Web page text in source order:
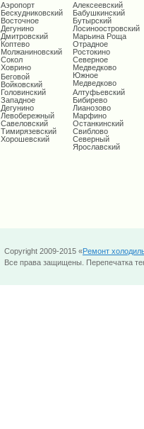
Аэропорт
Бескудниковский
Восточное
Дегунино
Дмитровский
Коптево
Молжаниновский
Сокол
Ховрино
Беговой
Войковский
Головинский
Западное
Дегунино
Левобережный
Савеловский
Тимирязевский
Хорошевский
Алексеевский
Бабушкинский
Бутырский
Лосиноостровский
Марьина Роща
Отрадное
Ростокино
Северное
Медведково
Южное
Медведково
Алтуфьевский
Бибирево
Лианозово
Марфино
Останкинский
Свиблово
Северный
Ярославский
Copyright 2009-2015 «Ремонт
Все права защищены. Перепечатка